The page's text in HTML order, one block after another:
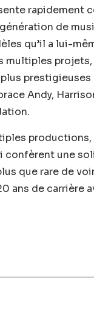
rapidement
de
qu’il a lui-
multiples
Andy,
confèrent une
que rare de
ans de carrière